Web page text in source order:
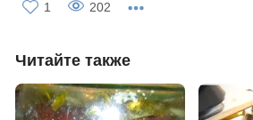
1 202
Читайте также